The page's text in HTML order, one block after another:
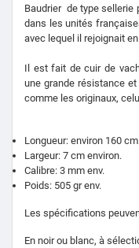
Baudrier de type sellerie
dans les unités
avec lequel il rejoignait
Il est fait de cuir de
une grande résistance et
comme les originaux,
Longueur: environ 160
Largeur: 7 cm environ.
Calibre: 3 mm env.
Poids: 505 gr env.
Les spécifications
En noir ou blanc, à